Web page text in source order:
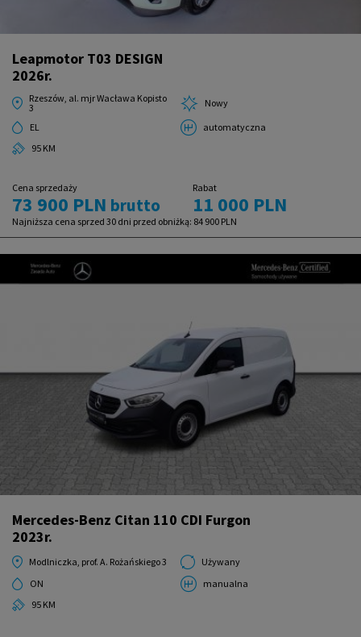
Leapmotor T03 DESIGN
2026r.
Rzeszów, al. mjr Wacława Kopisto
3
Nowy
EL
automatyczna
95 KM
Cena sprzedaży
73 900 PLN brutto
Rabat
11 000 PLN
Najniższa cena sprzed 30 dni przed obniżką: 84 900 PLN
Mercedes-Benz Citan 110 CDI Furgon
2023r.
Modlniczka, prof. A. Rożańskiego 3
Używany
ON
manualna
95 KM